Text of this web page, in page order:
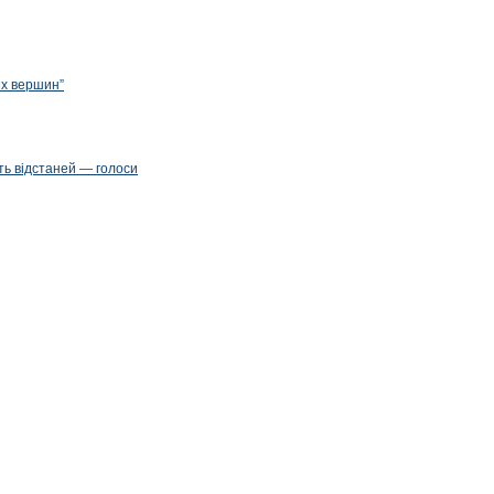
вершин”
відстаней — голоси